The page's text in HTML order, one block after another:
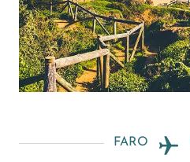
FARO